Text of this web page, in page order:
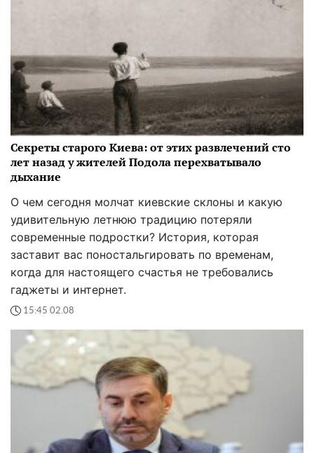
Секреты старого Киева: от этих развлечений сто
лет назад у жителей Подола перехватывало
дыхание
О чем сегодня молчат киевские склоны и какую
удивительную летнюю традицию потеряли
современные подростки? История, которая
заставит вас поностальгировать по временам,
когда для настоящего счастья не требовались
гаджеты и интернет.
15:45 02.08